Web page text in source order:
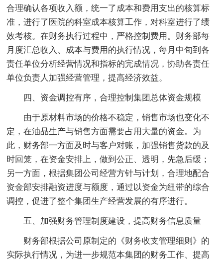
合理确认各项收入额，统一了成本和费用支出的核算标
准，进行了医院的科室成本核算工作，对科室进行了绩
效考核。在财务执行过程中，严格控制费用。财务部每
月度汇总收入、成本与费用的执行情况，每月中旬到各
责任单位分析经营情况和指标的完成情况，协助各责任
单位负责人加强经营管理，提高经济效益。
四、资金调控有序，合理控制集团总体资金规模
由于原材料市场的价格不稳定，销售市场也变化不
定，在油品生产与销售方面需要占用大量的资金。为
此，财务部一方面及时与客户对账，加强销售货款的及
时回笼，在资金安排上，做到公正、透明，先急后缓；
另一方面，根据集团公司经营方针与计划，合理地配合
资金部安排融资进度与额度，通过以资金为纽带的综合
调控，促进了整个集团生产经营发展的有序进行。
五、加强财务管理制度建设，提高财务信息质量
财务部根据公司原制定的《财务收支管理细则》的
实际执行情况，为进一步规范本集团的财务工作、提高